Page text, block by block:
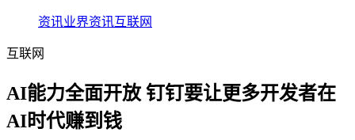
资讯业界资讯互联网
互联网
AI能力全面开放 钉钉要让更多开发者在
AI时代赚到钱